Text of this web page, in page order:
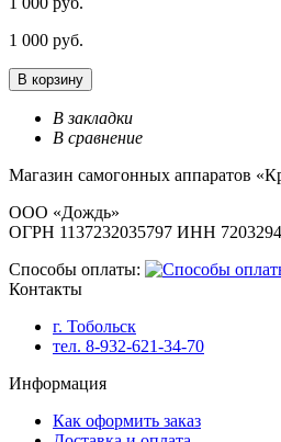
1 000 руб.
В корзину
В закладки
В сравнение
Магазин самогонных аппаратов
ООО «Дождь»
ОГРН 1137232035797 ИНН
Способы оплаты:
Контакты
г. Тобольск
тел. 8-932-621-34-70
Информация
Как оформить заказ